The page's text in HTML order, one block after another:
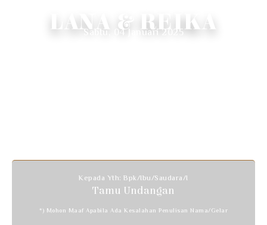
WEDDING INVITATION
LANA & REIKA
Sabtu, 04 Januari 2025
Kepada Yth: Bpk/Ibu/Saudara/i
Tamu Undangan
*) Mohon Maaf Apabila Ada Kesalahan Penulisan Nama/gelar